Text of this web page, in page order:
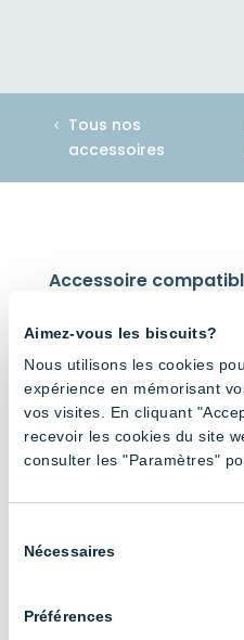
Aimez-vous les biscuits?
Nous utilisons les cookies
expérience en mémorisant
vos visites. En cliquant
recevoir les cookies du site
consulter les "Paramètres"
duNécessaires
Préférences
Tous nos
accessoires
Accessoire
Luminai
re Panel
réglable